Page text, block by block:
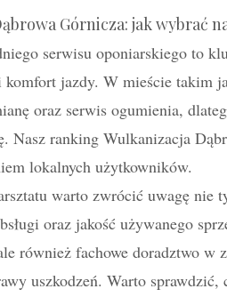
Górnicza: jak wybrać
serwisu oponiarskiego to
komfort jazdy. W mieście takim
oraz serwis ogumienia,
Nasz ranking Wulkanizacja
lokalnych użytkowników.
warto zwrócić uwagę nie
oraz jakość używanego
również fachowe doradztwo w
uszkodzeń. Warto